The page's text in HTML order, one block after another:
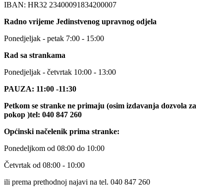
IBAN: HR32 23400091834200007
Radno vrijeme Jedinstvenog upravnog odjela
Ponedjeljak - petak 7:00 - 15:00
Rad sa strankama
Ponedjeljak - četvrtak 10:00 - 13:00
PAUZA: 11:00 -11:30
Petkom se stranke ne primaju (osim izdavanja dozvola za
pokop )tel: 040 847 260
Općinski načelenik prima stranke:
Ponedeljkom od 08:00 do 10:00
Četvrtak od 08:00 - 10:00
ili prema prethodnoj najavi na tel. 040 847 260